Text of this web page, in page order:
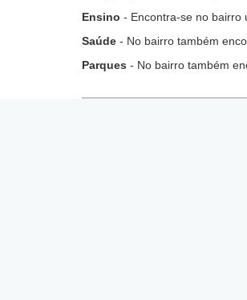
Ensino - Encontra-se no bairro
Saúde - No bairro também
Parques - No bairro também